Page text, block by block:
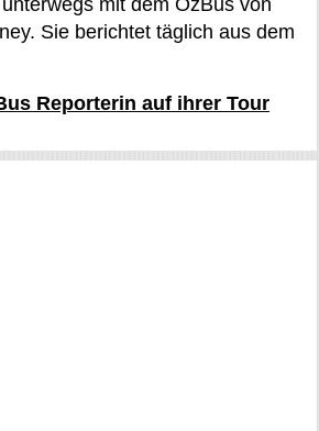
mit dem OzBus von
Sie berichtet täglich aus dem
Reporterin auf ihrer Tour